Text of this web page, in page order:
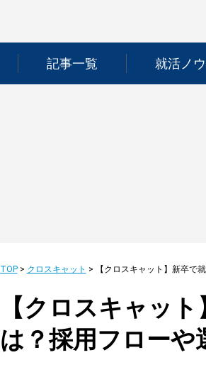
記事一覧 就活ノ
TOP> クロスキャット >
【クロスキャッ
は？採用フローや